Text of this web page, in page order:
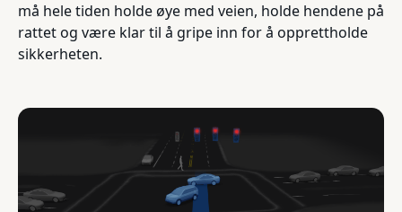
må hele tiden holde øye med veien, holde hendene på
rattet og være klar til å gripe inn for å opprettholde
sikkerheten.